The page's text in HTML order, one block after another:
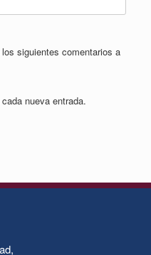
siguientes comentarios a
nueva entrada.